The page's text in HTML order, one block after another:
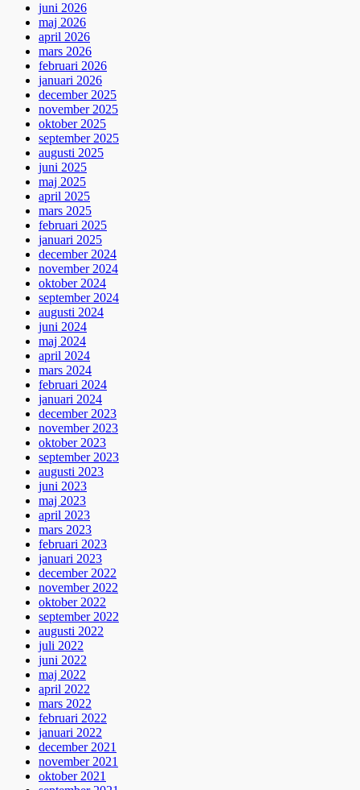
juni 2026
maj 2026
april 2026
mars 2026
februari 2026
januari 2026
december 2025
november 2025
oktober 2025
september 2025
augusti 2025
juni 2025
maj 2025
april 2025
mars 2025
februari 2025
januari 2025
december 2024
november 2024
oktober 2024
september 2024
augusti 2024
juni 2024
maj 2024
april 2024
mars 2024
februari 2024
januari 2024
december 2023
november 2023
oktober 2023
september 2023
augusti 2023
juni 2023
maj 2023
april 2023
mars 2023
februari 2023
januari 2023
december 2022
november 2022
oktober 2022
september 2022
augusti 2022
juli 2022
juni 2022
maj 2022
april 2022
mars 2022
februari 2022
januari 2022
december 2021
november 2021
oktober 2021